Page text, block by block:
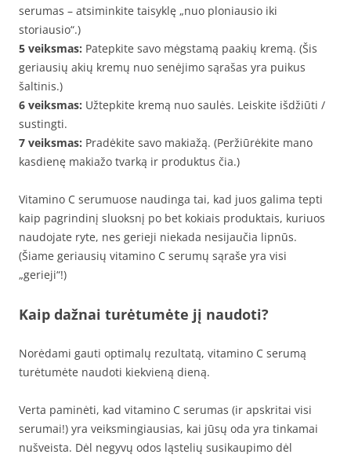
serumas – atsiminkite taisyklę „nuo ploniausio iki
storiausio“.)
5 veiksmas: Patepkite savo mėgstamą paakių kremą. (Šis
geriausių akių kremų nuo senėjimo sąrašas yra puikus
šaltinis.)
6 veiksmas: Užtepkite kremą nuo saulės. Leiskite išdžiūti /
sustingti.
7 veiksmas: Pradėkite savo makiažą. (Peržiūrėkite mano
kasdienę makiažo tvarką ir produktus čia.)
Vitamino C serumuose naudinga tai, kad juos galima tepti
kaip pagrindinį sluoksnį po bet kokiais produktais, kuriuos
naudojate ryte, nes gerieji niekada nesijaučia lipnūs.
(Šiame geriausių vitamino C serumų sąraše yra visi
„gerieji“!)
Kaip dažnai turėtumėte jį naudoti?
Norėdami gauti optimalų rezultatą, vitamino C serumą
turėtumėte naudoti kiekvieną dieną.
Verta paminėti, kad vitamino C serumas (ir apskritai visi
serumai!) yra veiksmingiausias, kai jūsų oda yra tinkamai
nušveista. Dėl negyvų odos ląstelių susikaupimo dėl